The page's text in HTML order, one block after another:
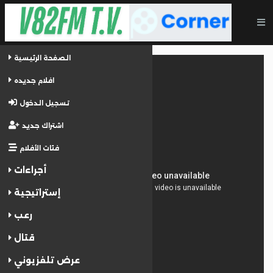
الصفحة الرئيسية
افلام جديده
تسجيل الدخول
اشتراك جديد
فئات الأفلام
أجراءات
إستراتيجية
رعب
قتال
عرض تلفزيوني